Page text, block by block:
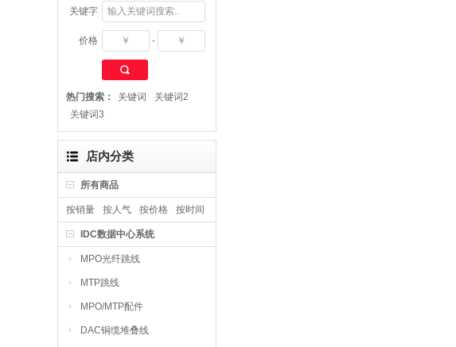
关键字
价格 -
热门搜索： 关键词
关键词2
关键词3
店内分类
所有商品
按销量 按人气 按价格 按时间
IDC数据中心系统
MPO光纤跳线
MTP跳线
MPO/MTP配件
DAC铜缆堆叠线